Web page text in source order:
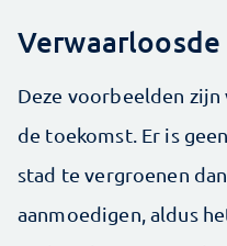
Deze voorbeelden
de toekomst. Er is
stad te vergroenen
aanmoedigen, aldus